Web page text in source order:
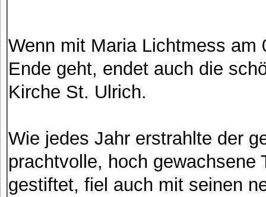
Wenn mit Maria Lichtmess am
Ende geht, endet auch die
Kirche St. Ulrich.
Wie jedes Jahr erstrahlte der
prachtvolle, hoch gewachsene
gestiftet, fiel auch mit seinen